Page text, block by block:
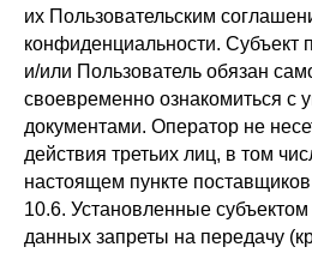
их Пользовательским
конфиденциальности. Субъект
и/или Пользователь обязан
своевременно ознакомиться с
документами. Оператор не
действия третьих лиц, в том
настоящем пункте поставщиков
10.6. Установленные
данных запреты на передачу